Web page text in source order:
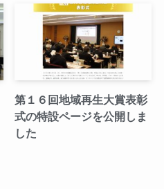
第１６回地域再生大賞表彰
式の特設ページを公開しま
した